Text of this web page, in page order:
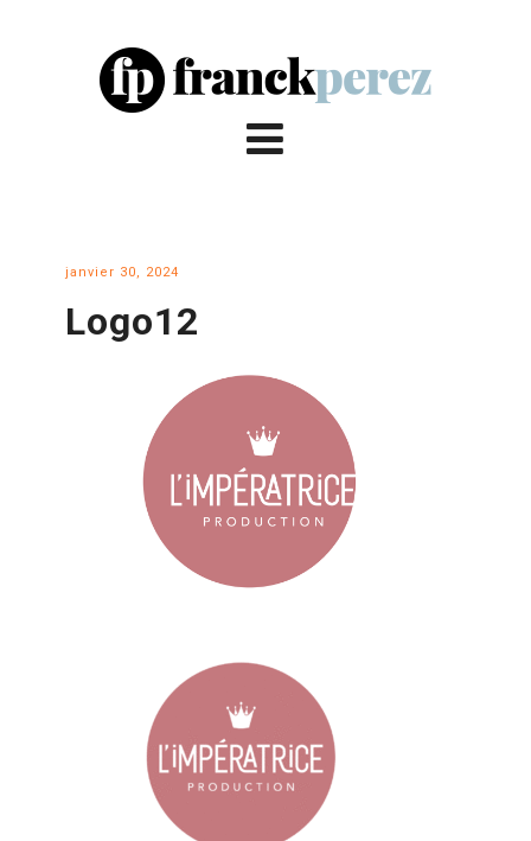
janvier 30, 2024
Logo12